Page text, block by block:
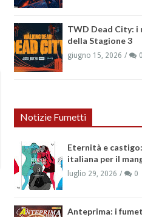
TWD Dead City: i
della Stagione 3
giugno 15, 2026 0
Notizie Fumetti
Eternità e
italiana per il
luglio 29, 2026 0
Anteprima: i